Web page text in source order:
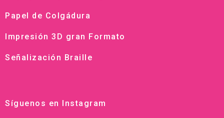
Papel de Colgádura
Impresión 3D gran Formato
Señalización Braille
Síguenos en Instagram